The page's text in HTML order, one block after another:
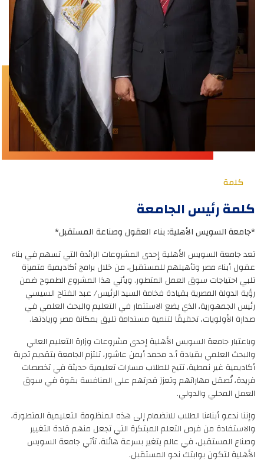
كلمة
كلمة رئيس الجامعة
*جامعة السويس الأهلية: بناء العقول وصناعة المستقبل*
تعد جامعة السويس الأهلية إحدى المشروعات الرائدة التي تسهم في بناء
عقول أبناء مصر وتأهيلهم للمستقبل، من خلال برامج أكاديمية متميزة
تلبي احتياجات سوق العمل المتطور. ويأتي هذا المشروع الطموح ضمن
رؤية الدولة المصرية بقيادة فخامة السيد الرئيس/ عبد الفتاح السيسي
رئيس الجمهورية، الذي يضع الاستثمار في التعليم والبحث العلمي في
صدارة الأولويات، تحقيقًا لتنمية مستدامة تليق بمكانة مصر وريادتها.
وباعتبار جامعة السويس الأهلية إحدى مشروعات وزارة التعليم العالي
والبحث العلمي بقيادة أ.د محمد أيمن عاشور، تلتزم الجامعة بتقديم تجربة
أكاديمية غير نمطية، تتيح للطلاب مسارات تعليمية حديثة في تخصصات
فريدة، تُصقل مهاراتهم وتعزز قدرتهم على المنافسة بقوة في سوق
العمل المحلي والدولي.
وإننا ندعو أبناءنا الطلاب للانضمام إلى هذه المنظومة التعليمية المتطورة،
والاستفادة من فرص التعلم المبتكرة التي تجعل منهم قادة التغيير
وصناع المستقبل، في عالم يتغير بسرعة هائلة، تأتي جامعة السويس
الأهلية لتكون بوابتك نحو المستقبل.